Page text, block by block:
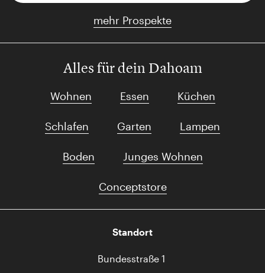
mehr Prospekte
Alles für dein Dahoam
Wohnen Essen Küchen
Schlafen Garten Lampen
Boden Junges Wohnen
Conceptstore
Standort
Bundesstraße 1